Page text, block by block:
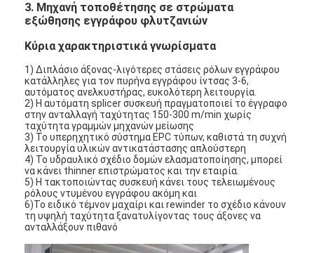
Σπίτι
Προϊόντα
Περίπου εμείς
3. Μηχανή τοποθέτησης σε στρώματα
εξώθησης εγγράφου φλυτζανιών
Κύρια χαρακτηριστικά γνωρίσματα
1) Διπλάσιο άξονας-λιγότερες στάσεις ρόλων εγγράφου
κατάλληλες για τον πυρήνα εγγράφου ίντσας 3-6,
αυτόματος ανελκυστήρας, ευκολότερη λειτουργία.
2) Η αυτόματη splicer συσκευή πραγματοποιεί το έγγραφο
στην ανταλλαγή ταχύτητας 150-300 m/min χωρίς
ταχύτητα γραμμών μηχανών μείωσης
3) Το υπερηχητικό σύστημα EPC τύπων, καθιστά τη συχνή
λειτουργία υλικών αντικατάστασης απλούστερη
4) Το υδραυλικό σχέδιο δομών ελασματοποίησης, μπορεί
να κάνει thinner επιστρώματος και την εταιρία.
5) Η τακτοποιώντας συσκευή κάνει τους τελειωμένους
ρόλους ντυμένου εγγράφου ακόμη και
6)Το ειδικό τέμνον μαχαίρι και rewinder το σχέδιο κάνουν
τη υψηλή ταχύτητα ξανατυλίγοντας τους άξονες να
ανταλλάξουν πιθανό